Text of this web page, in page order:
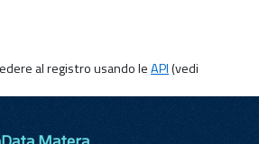
al registro usando leAPI(vedi